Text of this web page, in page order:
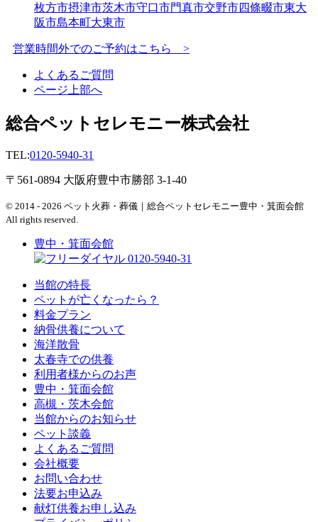
枚方市摂津市茨木市守口市門真市交野市四條畷市東大
阪市島本町大東市
営業時間外でのご予約はこちら >
よくあるご質問
ページ上部へ
総合ペットセレモニー株式会社
TEL:0120-5940-31
〒561-0894 大阪府豊中市勝部 3-1-40
© 2014 - 2026 ペット火葬・葬儀｜総合ペットセレモニー豊中・箕面会館
All rights reserved.
豊中・箕面会館
0120-5940-31
当館の特長
ペットが亡くなったら？
料金プラン
納骨供養について
海洋散骨
太春寺での供養
利用者様からのお声
豊中・箕面会館
高槻・茨木会館
当館からのお知らせ
ペット談義
よくあるご質問
会社概要
お問い合わせ
法要お申込み
献灯供養お申し込み